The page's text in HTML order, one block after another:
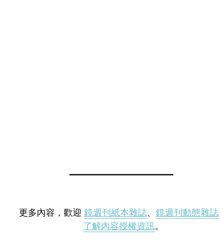
更多內容，歡迎 鏡週刊紙本雜誌、 鏡週刊動態雜誌
了解內容授權資訊。